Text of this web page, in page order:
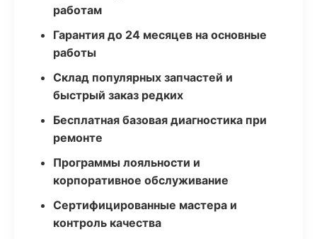
работам
Гарантия до 24 месяцев на основные
работы
Склад популярных запчастей и
быстрый заказ редких
Бесплатная базовая диагностика при
ремонте
Программы лояльности и
корпоративное обслуживание
Сертифицированные мастера и
контроль качества